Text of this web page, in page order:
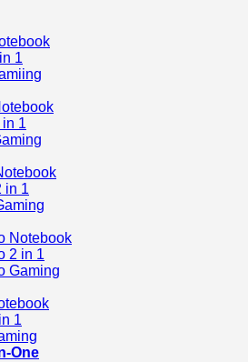
1
1
in 1
Notebook
2 in 1
Gaming
1
One